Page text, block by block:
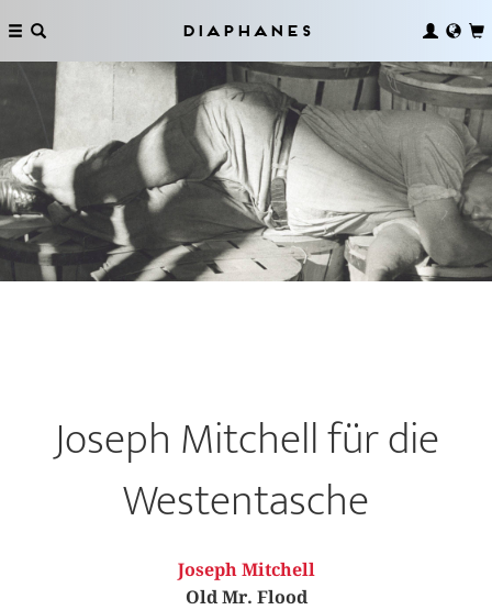
Diaphanes
Joseph Mitchell für die
Westentasche
Joseph Mitchell
Old Mr. Flood